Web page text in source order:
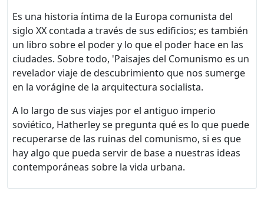
Es una historia íntima de la Europa comunista del
siglo XX contada a través de sus edificios; es también
un libro sobre el poder y lo que el poder hace en las
ciudades. Sobre todo, 'Paisajes del Comunismo es un
revelador viaje de descubrimiento que nos sumerge
en la vorágine de la arquitectura socialista.
A lo largo de sus viajes por el antiguo imperio
soviético, Hatherley se pregunta qué es lo que puede
recuperarse de las ruinas del comunismo, si es que
hay algo que pueda servir de base a nuestras ideas
contemporáneas sobre la vida urbana.